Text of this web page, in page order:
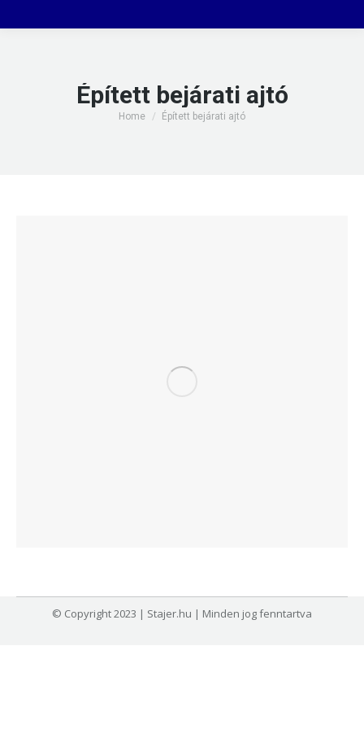
Épített bejárati ajtó
You are here:
Home Épített bejárati ajtó
© Copyright 2023 | Stajer.hu | Minden jog fenntartva